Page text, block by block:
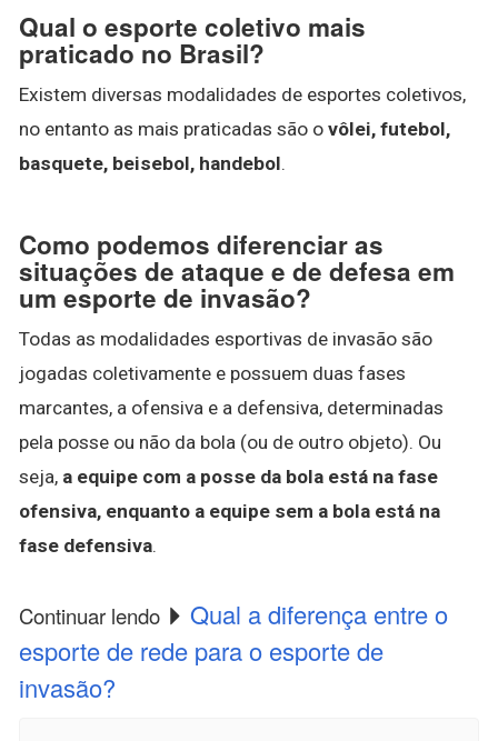
Qual o esporte coletivo mais
praticado no Brasil?
Existem diversas modalidades de esportes coletivos,
no entanto as mais praticadas são o vôlei, futebol,
basquete, beisebol, handebol.
Como podemos diferenciar as
situações de ataque e de defesa em
um esporte de invasão?
Todas as modalidades esportivas de invasão são
jogadas coletivamente e possuem duas fases
marcantes, a ofensiva e a defensiva, determinadas
pela posse ou não da bola (ou de outro objeto). Ou
seja, a equipe com a posse da bola está na fase
ofensiva, enquanto a equipe sem a bola está na
fase defensiva.
Continuar lendo
Qual a diferença entre o
esporte de rede para o esporte de
invasão?